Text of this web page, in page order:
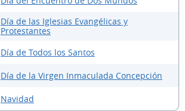
Día de las Iglesias Evangélicas y
Protestantes
Día de Todos los Santos
Día de la Virgen Inmaculada Concepción
Navidad